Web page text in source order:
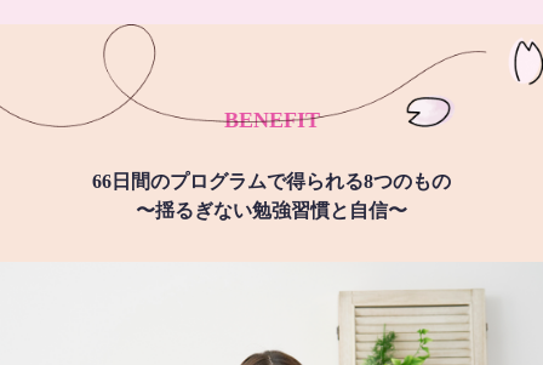
BENEFIT
66日間のプログラムで得られる8つのもの
〜揺るぎない勉強習慣と自信〜